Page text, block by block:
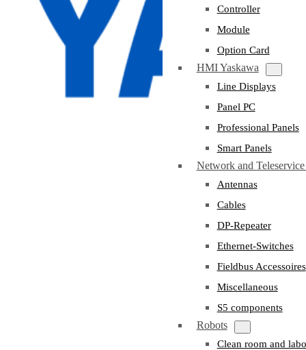
Controller
Module
Option Card
HMI Yaskawa
Line Displays
Panel PC
Professional Panels
Smart Panels
Network and
Antennas
Cables
DP-Repeater
Ethernet-Switches
Fieldbus Accessoires
Miscellaneous
S5 components
Robots
Clean room and